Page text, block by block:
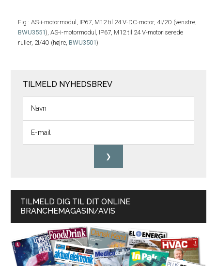
Fig.: AS-i-motormodul, IP67, M12 til 24 V-DC-motor, 4I/2O (venstre,
BWU3551), AS-i-motormodul, IP67, M12 til 24 V-motoriserede
ruller, 2I/4O (højre,BWU3501)
TILMELD NYHEDSBREV
TILMELD DIG TIL DIT ONLINE
BRANCHEMAGASIN/AVIS